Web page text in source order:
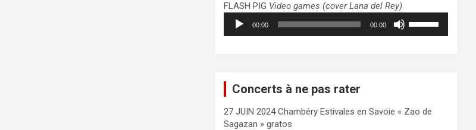
volume.
pour
augmenter
ou
FLASH PIG Video games (cover Lana del Rey)
Lecteur
audio
00:00 00:00
haut/bas
le
Concerts à ne pas rater
27 JUIN 2024 Chambéry Estivales en Savoie « Zao de
Sagazan » gratos